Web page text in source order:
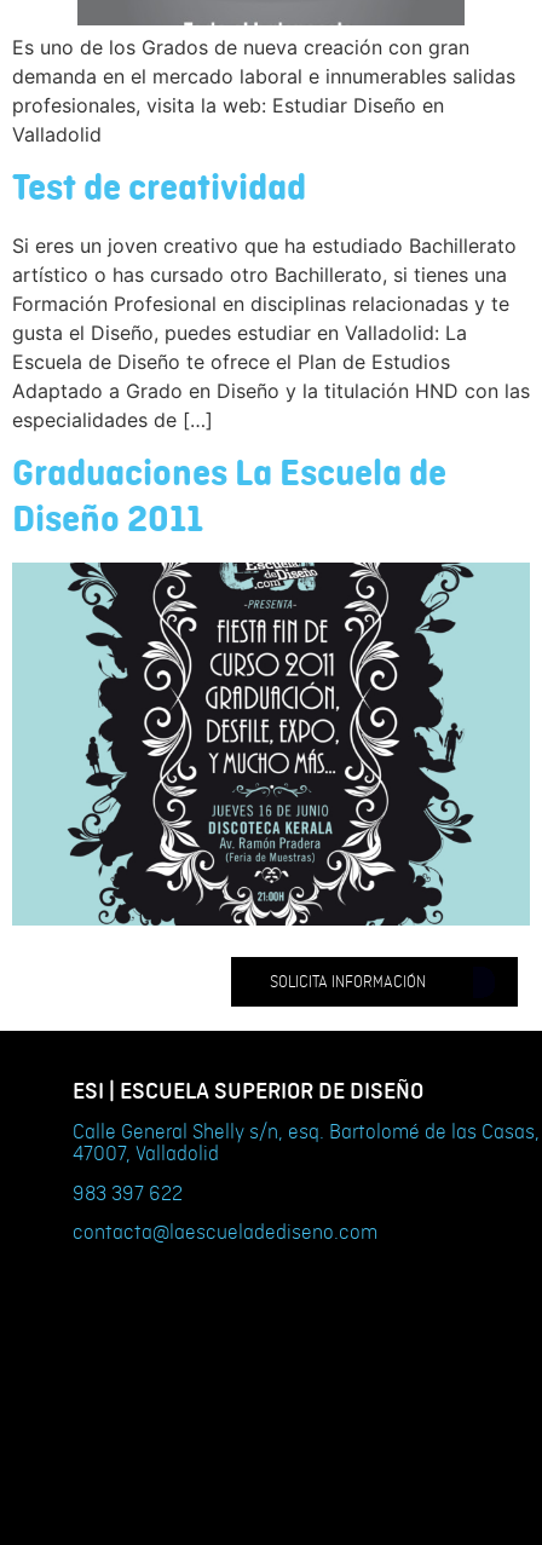
Es uno de los Grados de nueva creación con gran
demanda en el mercado laboral e innumerables salidas
profesionales, visita la web: Estudiar Diseño en
Valladolid
Test de creatividad
Si eres un joven creativo que ha estudiado Bachillerato
artístico o has cursado otro Bachillerato, si tienes una
Formación Profesional en disciplinas relacionadas y te
gusta el Diseño, puedes estudiar en Valladolid: La
Escuela de Diseño te ofrece el Plan de Estudios
Adaptado a Grado en Diseño y la titulación HND con las
especialidades de […]
Graduaciones La Escuela de
Diseño 2011
SOLICITA INFORMACIÓN
ESI | ESCUELA SUPERIOR DE DISEÑO
Calle General Shelly s/n, esq. Bartolomé de las Casas,
47007, Valladolid
983 397 622
contacta@laescueladediseno.com